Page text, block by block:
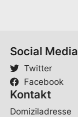
Social Media
Twitter
Facebook
Kontakt
Domiziladresse